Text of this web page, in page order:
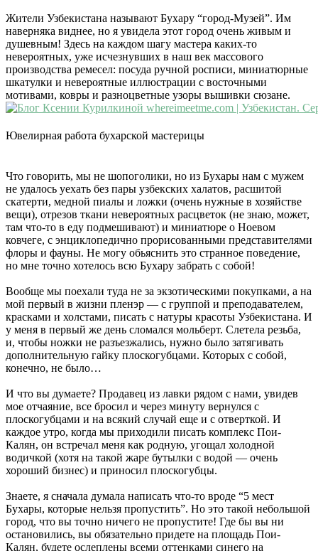
Жители Узбекистана называют Бухару “город-Музей”. Им
наверняка виднее, но я увидела этот город очень живым и
душевным! Здесь на каждом шагу мастера каких-то
невероятных, уже исчезнувших в наш век массового
производства ремесел: посуда ручной росписи, миниатюрные
шкатулки и невероятные иллюстрации с восточными
мотивами, ковры и разноцветные узоры вышивки сюзане.
Ювелирная работа бухарской мастерицы
Что говорить, мы не шопоголики, но из Бухары нам с мужем
не удалось уехать без пары узбекских халатов, расшитой
скатерти, медной пиалы и ложки (очень нужные в хозяйстве
вещи), отрезов ткани невероятных расцветок (не знаю, может,
там что-то в еду подмешивают) и миниатюре о Ноевом
ковчеге, с энциклопедично прорисованными представителями
флоры и фауны. Не могу обьяснить это странное поведение,
но мне точно хотелось всю Бухару забрать с собой!
Вообще мы поехали туда не за экзотическими покупками, а на
мой первый в жизни пленэр — с группой и преподавателем,
красками и холстами, писать с натуры красоты Узбекистана. И
у меня в первый же день сломался мольберт. Слетела резьба,
и, чтобы ножки не разъезжались, нужно было затягивать
дополнительную гайку плоскогубцами. Которых с собой,
конечно, не было…
И что вы думаете? Продавец из лавки рядом с нами, увидев
мое отчаяние, все бросил и через минуту вернулся с
плоскогубцами и на всякий случай еще и с отверткой. И
каждое утро, когда мы приходили писать комплекс Пои-
Калян, он встречал меня как родную, угощал холодной
водичкой (хотя на такой жаре бутылки с водой — очень
хороший бизнес) и приносил плоскогубцы.
Знаете, я сначала думала написать что-то вроде “5 мест
Бухары, которые нельзя пропустить”. Но это такой небольшой
город, что вы точно ничего не пропустите! Где бы вы ни
остановились, вы обязательно придете на площадь Пои-
Калян, будете ослеплены всеми оттенками синего на